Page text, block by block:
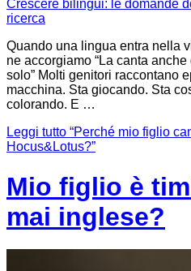
Crescere bilingui: le domande
ricerca
Quando una lingua entra nella
ne accorgiamo “La canta
solo” Molti genitori raccontano
macchina. Sta giocando. Sta
colorando. E …
Leggi tutto “Perché mio figlio
Hocus&Lotus?”
Mio figlio è
mai inglese?